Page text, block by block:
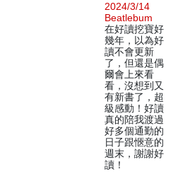
2024/3/14
Beatlebum
在好讀挖寶好
幾年，以為好
讀不會更新
了，但還是偶
爾會上來看
看，沒想到又
有新書了，超
級感動！好讀
真的陪我渡過
好多個通勤的
日子跟愜意的
週末，謝謝好
讀！